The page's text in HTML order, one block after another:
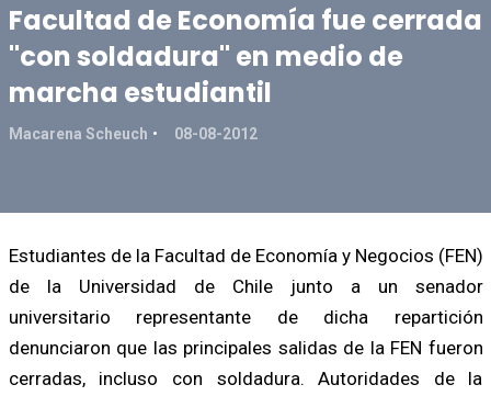
Facultad de Economía fue cerrada
"con soldadura" en medio de
marcha estudiantil
Macarena Scheuch 08-08-2012
Estudiantes de la Facultad de Economía y Negocios (FEN)
de la Universidad de Chile junto a un senador
universitario representante de dicha repartición
denunciaron que las principales salidas de la FEN fueron
cerradas, incluso con soldadura. Autoridades de la